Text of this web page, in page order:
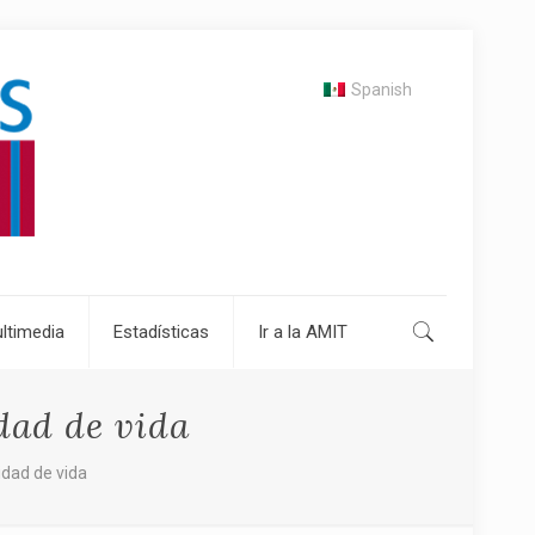
Estadísticas Ir a la AMIT
Spanish
de vida
de vida